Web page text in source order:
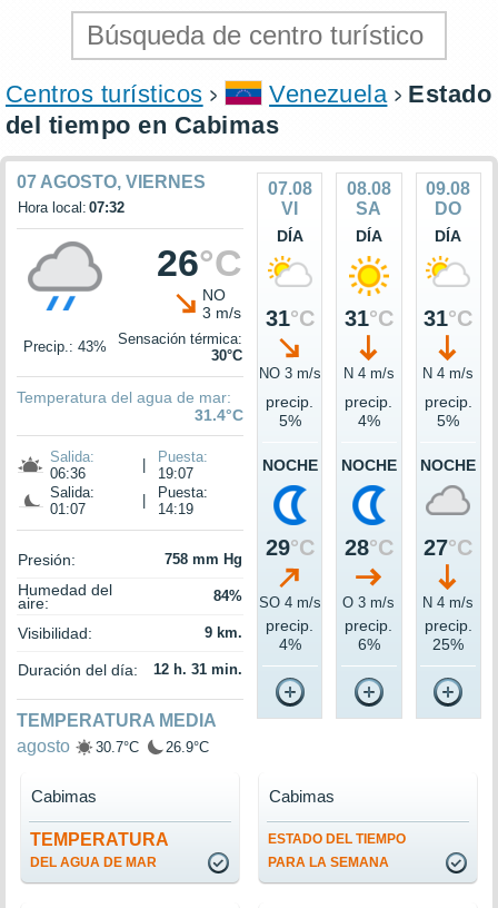
Centros turísticos Venezuela
Estado
del tiempo en Cabimas
07 AGOSTO, VIERNES
Hora local: 07:32
26°C
NO
3 m/s
Precip.: 43%
Sensación térmica:
30°C
Temperatura del agua de mar:
31.4°C
Salida:
06:36
Puesta:
19:07
Salida:
01:07
Puesta:
14:19
Presión: 758 mm Hg
Humedad del
aire: 84%
Visibilidad: 9 km.
Duración del día: 12 h. 31 min.
TEMPERATURA MEDIA
agosto
30.7°C 26.9°C
07.08
VI
DÍA
31°C
NO 3 m/s
precip.
5%
NOCHE
29°C
SO 4 m/s
precip.
4%
08.08
SA
DÍA
31°C
N 4 m/s
precip.
4%
NOCHE
28°C
O 3 m/s
precip.
6%
09.08
DO
DÍA
31°C
N 4 m/s
precip.
5%
NOCHE
27°C
N 4 m/s
precip.
25%
TEMPERATURA
DEL AGUA DE MAR
Cabimas
ESTADO DEL TIEMPO
PARA LA SEMANA
Cabimas